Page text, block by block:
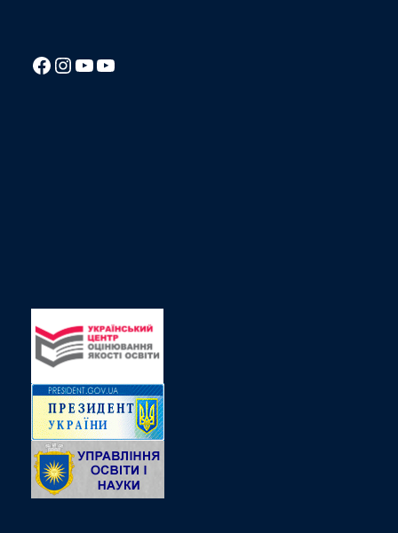
Посилання на Facebook сторінку ліцею
Instagram
Посилання на YouTube канал ліцеюПосилання на YouTube канал ліцею